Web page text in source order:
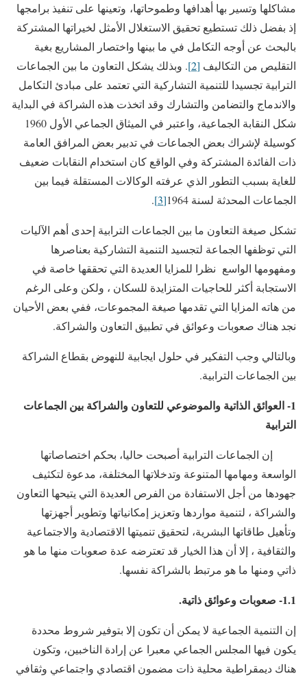
مشاكلها وتسير بها أهدافها وطموحاتها، وتعينها على تنفيذ برامجها
إذ بفضل ذلك تستطيع تحقيق الاستغلال الأمثل لخيراتها المشتركة
بالبحث عن أوجه التكامل في ما بينها واختصار المشاريع بغية
التقليص من التكاليف [2]
. وبذلك يشكل التعاون ما بين الجماعات
الترابية تجسيدا للتنمية التشاركية التي تعتمد على مبادئ التكامل
والاندماج والتضامن والتشارك وقد اتخذت هذه الشراكة في البداية
شكل النقابة الجماعية، واعتبر في الميثاق الجماعي الأول 1960
كوسيلة لإشراك بعض الجماعات في تدبير بعض المرافق العامة
ذات الفائدة المشتركة وفي الواقع كان استخدام النقابات ضعيف
للغاية بسبب التطور الذي عرفته الوكالات المستقلة فيما بين
الجماعات المحدثة لسنة 1964
[3]
.
تشكل صيغة التعاون ما بين الجماعات الترابية إحدى أهم الآليات
التي توظفها الجماعة لتجسيد التنمية التشاركية بعناصرها
ومفهومها الواسع نظرا للمزايا العديدة التي تحققها خاصة في
الاستجابة أكثر للحاجيات المتزايدة للسكان ، ولكن وعلى الرغم
من هاته المزايا التي تقدمها صيغة المجموعات، ففي بعض الأحيان
نجد هناك صعوبات وعوائق في تطبيق التعاون والشراكة.
وبالتالي وجب التفكير في حلول ايجابية للنهوض بقطاع الشراكة
بين الجماعات الترابية.
1- العوائق الذاتية والموضوعي للتعاون والشراكة بين الجماعات
الترابية
إن الجماعات الترابية أصبحت حاليا، بحكم اختصاصاتها
الواسعة ومهامها المتنوعة وتدخلاتها المختلفة، مدعوة لتكثيف
جهودها من أجل الاستفادة من الفرص العديدة التي يتيحها التعاون
والشراكة ، لتنمية مواردها وتعزيز إمكانياتها وتطوير أجهزتها
وتأهيل طاقاتها البشرية، لتحقيق تنميتها الاقتصادية والاجتماعية
والثقافية ، إلا أن هذا الخيار قد تعترضه عدة صعوبات منها ما هو
ذاتي ومنها ما هو مرتبط بالشراكة نفسها.
1.1- صعوبات وعوائق ذاتية.
إن التنمية الجماعية لا يمكن أن تكون إلا بتوفير شروط محددة
يكون فيها المجلس الجماعي معبرا عن إرادة الناخبين، وتكون
هناك ديمقراطية محلية ذات مضمون اقتصادي واجتماعي وثقافي